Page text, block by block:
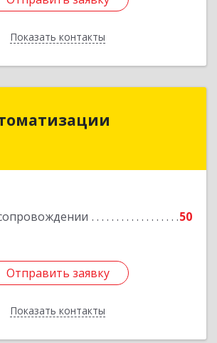
Показать контакты
Назад
50
Отправить заявку
Показать контакты
край, Амурск г, Мира пр-
Отправить заявку
Назад